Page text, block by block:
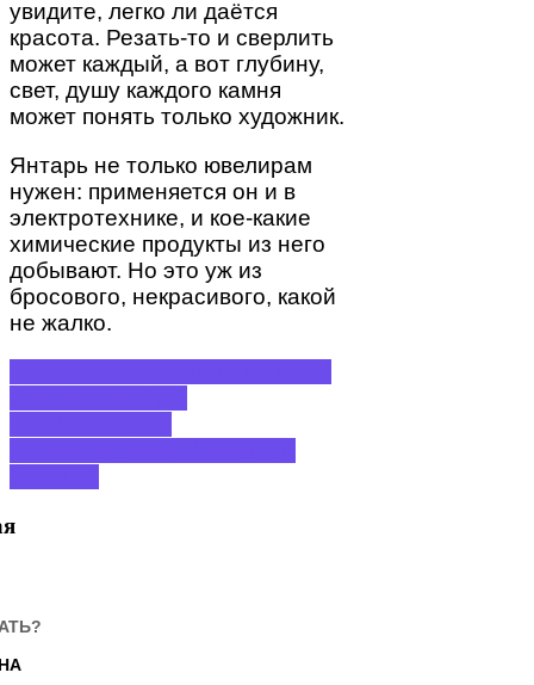
увидите, легко ли даётся
красота. Резать-то и сверлить
может каждый, а вот глубину,
свет, душу каждого камня
может понять только художник.
Янтарь не только ювелирам
нужен: применяется он и в
электротехнике, и кое-какие
химические продукты из него
добывают. Но это уж из
бросового, некрасивого, какой
не жалко.